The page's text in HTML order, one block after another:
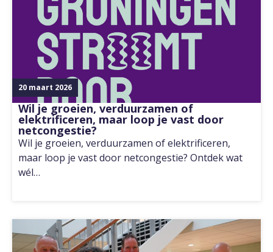
20 maart 2026
Wil je groeien, verduurzamen of
elektrificeren, maar loop je vast door
netcongestie?
Wil je groeien, verduurzamen of elektrificeren,
maar loop je vast door netcongestie? Ontdek wat
wél…